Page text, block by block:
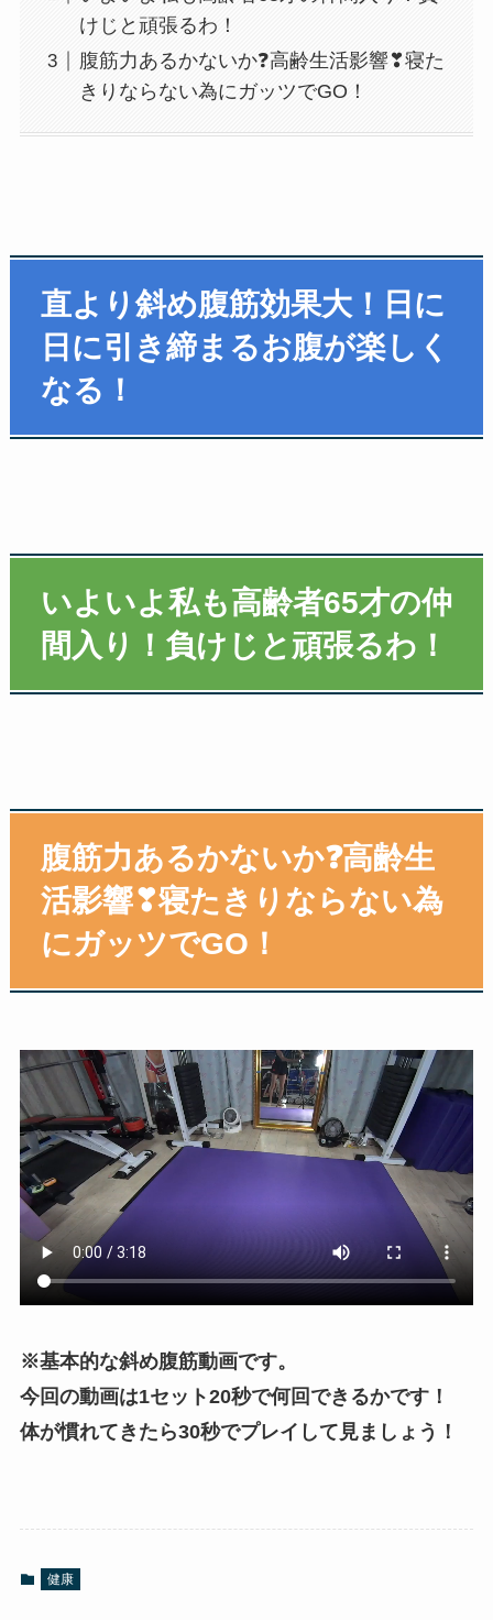
けじと頑張るわ！
腹筋力あるかないか❓高齢生活影響❣寝た
きりならない為にガッツでGO！
直より斜め腹筋効果大！日に
日に引き締まるお腹が楽しく
なる！
いよいよ私も高齢者65才の仲
間入り！負けじと頑張るわ！
腹筋力あるかないか❓高齢生
活影響❣寝たきりならない為
にガッツでGO！
※基本的な斜め腹筋動画です。
今回の動画は1セット20秒で何回できるかです！
体が慣れてきたら30秒でプレイして見ましょう！
健康